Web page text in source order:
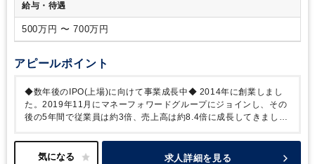
及び経営会議報告資料の作成
書類作成■ 将来的にお任せしたいマネジメント業務や担当領
域の拡大
・経理メンバーの日常業務マネジメント、育成
主導・経営との会計・税務議論による企業価値向上
給与・待遇
500万円 〜 700万円
アピールポイント
◆数年後のIPO(上場)に向けて事業成長中◆ 2014年に創業しまし
た。2019年11月にマネーフォワードグループにジョインし、その
後の5年間で従業員は約3倍、売上高は約8.4倍に成長してきまし
した。他の企業ではなかなか味わえない、自らの手で会社を上場さ
せるという貴重な経験ができる環境です。そして2025年11月、当
求人詳細を見る